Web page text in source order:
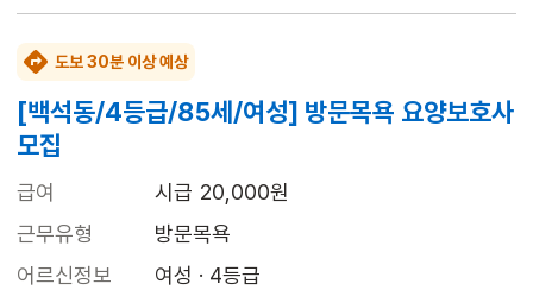
도보 30분 이상 예상
[백석동/4등급/85세/여성] 방문목욕 요양보호사
모집
급여
시급 20,000원
근무유형
방문목욕
어르신정보
여성 · 4등급